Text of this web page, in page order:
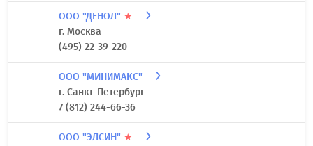
ООО "ДЕНОЛ" ★
г. Москва
(495) 22-39-220
ООО "МИНИМАКС"
г. Санкт-Петербург
7 (812) 244-66-36
ООО "ЭЛСИН" ★